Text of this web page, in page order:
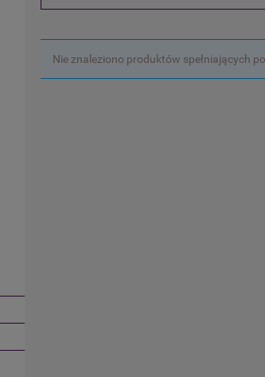
Nie znaleziono produktów spełniających